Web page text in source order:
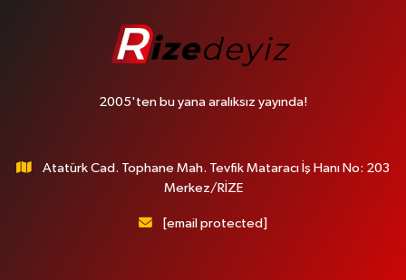
2005'ten bu yana aralıksız yayında!
Atatürk Cad. Tophane Mah. Tevfik Mataracı İş Hanı No: 203
Merkez/RİZE
[email protected]